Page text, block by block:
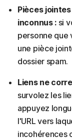
Pièces
inconnus : si
personne que
une pièce
dossier spam.
Liens ne
survolez les
appuyez
l'URL vers
incohérences